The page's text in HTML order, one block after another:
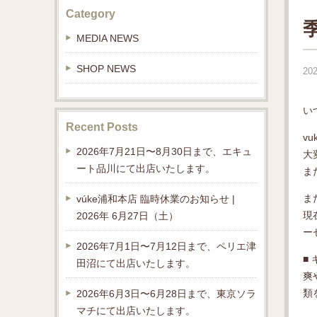
い
大
ま
ま
現
ー
■
爽
類
Category
MEDIA NEWS
SHOP NEWS
Recent Posts
2026年7月21日〜8月30日まで、エキュ
ート品川にて出店いたします。
vúke浦和本店 臨時休業のお知らせ |
2026年 6月27日（土）
2026年7月1日〜7月12日まで、ペリエ津
田沼にて出店いたします。
2026年6月3日〜6月28日まで、東京ソラ
マチにて出店いたします。